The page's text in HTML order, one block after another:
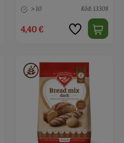
> 10 Kód: 13308
4,40 €